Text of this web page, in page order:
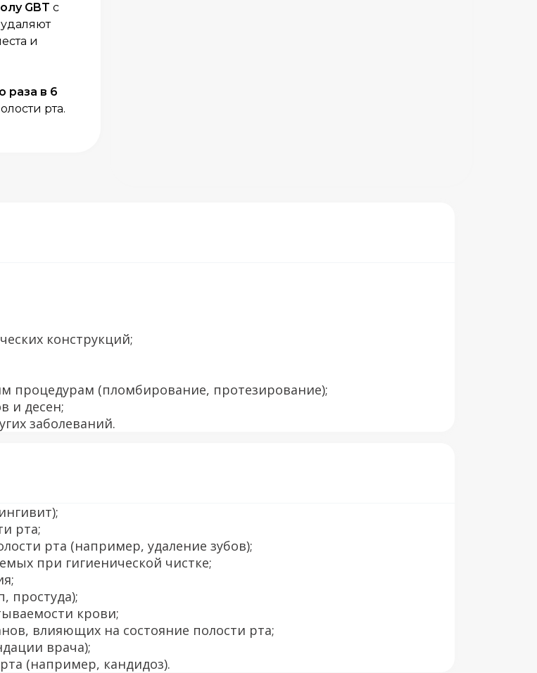
GBT с
и
раза в 6
рта.
конструкций;
процедурам (пломбирование, протезирование);
и десен;
заболеваний.
рта;
рта (например, удаление зубов);
при гигиенической чистке;
простуда);
крови;
влияющих на состояние полости рта;
врача);
(например, кандидоз).